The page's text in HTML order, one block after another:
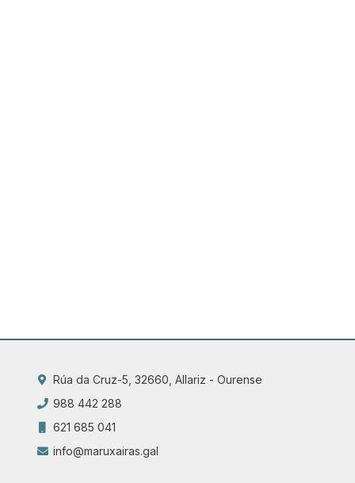
Rúa da Cruz-5, 32660, Allariz - Ourense
988 442 288
621 685 041
info@maruxairas.gal